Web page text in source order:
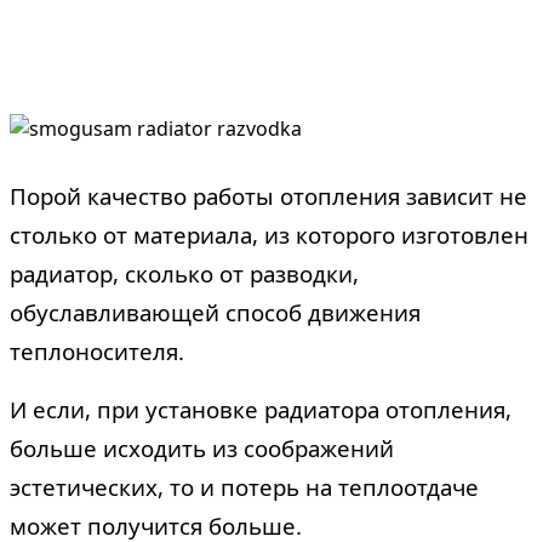
Порой качество работы отопления зависит не
столько от материала, из которого изготовлен
радиатор, сколько от разводки,
обуславливающей способ движения
теплоносителя.
И если, при установке радиатора отопления,
больше исходить из соображений
эстетических, то и потерь на теплоотдаче
может получится больше.